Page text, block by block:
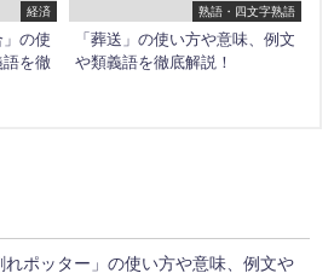
経済
」の使
語を徹
熟語・四文字熟語
「葬送」の使い方や意味、例文
や類義語を徹底解説！
れポッター」の使い方や意味、例文や